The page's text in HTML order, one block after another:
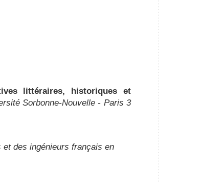
littéraires, historiques et
Sorbonne-Nouvelle - Paris 3
des ingénieurs français en